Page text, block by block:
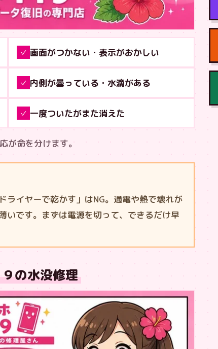
✓ 画面がつかない・表示がおかしい
✓ 内側が曇っている・水滴がある
✓ 一度ついたがまた消えた
が命を分けます。
ライヤーで乾かす」はNG。通電や熱で壊れが
いです。まずは電源を切って、できるだけ早
の水没修理